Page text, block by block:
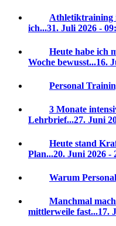
Athletiktraining
ich...31. Juli 2026 -
Heute habe ich
Woche bewusst...16.
Personal
3 Monate
Lehrbrief...27. Juni
Heute stand
Plan...20. Juni 2026 -
Warum
Manchmal
mittlerweile fast...17.